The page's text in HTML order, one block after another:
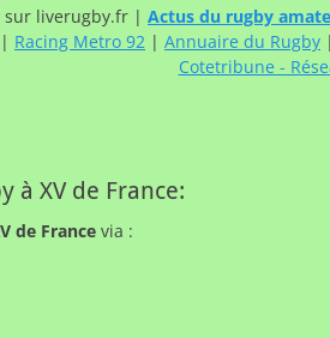
sur liverugby.fr | Actus du rugby
| Racing Metro 92 | Annuaire du Rugby |
Cotetribune -
à XV de France:
de France via :